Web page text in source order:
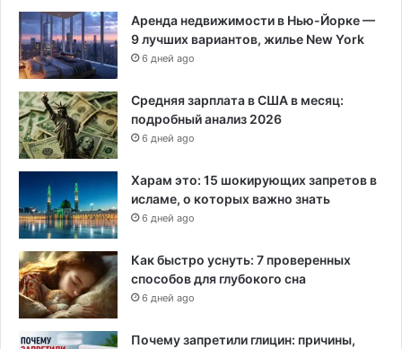
Аренда недвижимости в Нью-Йорке —
9 лучших вариантов, жилье New York
6 дней ago
Средняя зарплата в США в месяц:
подробный анализ 2026
6 дней ago
Харам это: 15 шокирующих запретов в
исламе, о которых важно знать
6 дней ago
Как быстро уснуть: 7 проверенных
способов для глубокого сна
6 дней ago
Почему запретили глицин: причины,